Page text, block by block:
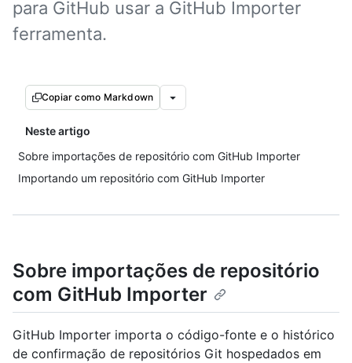
para GitHub usar a GitHub Importer
ferramenta.
Copiar como Markdown
Neste artigo
Sobre importações de repositório com GitHub Importer
Importando um repositório com GitHub Importer
Sobre importações de repositório
com GitHub Importer
GitHub Importer importa o código-fonte e o histórico
de confirmação de repositórios Git hospedados em